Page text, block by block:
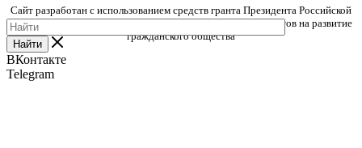
Сайт разработан с использованием средств гранта Президента Российской
Федерации, предоставленного Фондом президентских грантов на развитие
гражданского общества
Найти
ВКонтакте
Telegram